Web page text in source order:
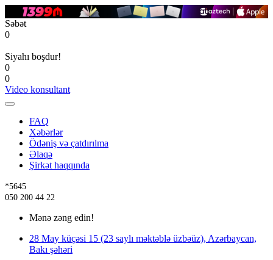
Səbət
0
Siyahı boşdur!
0
0
Video konsultant
FAQ
Xəbərlər
Ödəniş və çatdırılma
Əlaqə
Şirkət haqqında
*5645
050 200 44 22
Mənə zəng edin!
28 May küçəsi 15 (23 saylı məktəblə üzbəüz), Azərbaycan,
Bakı şəhəri